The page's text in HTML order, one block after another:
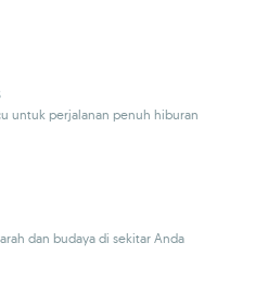
untuk perjalanan penuh hiburan
dan budaya di sekitar Anda